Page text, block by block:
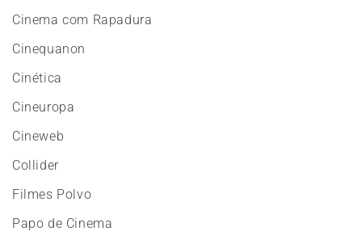
Cinema com Rapadura
Cinequanon
Cinética
Cineuropa
Cineweb
Collider
Filmes Polvo
Papo de Cinema